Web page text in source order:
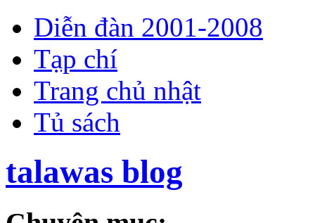
Diễn đàn 2001-2008
Tạp chí
Trang chủ nhật
Tủ sách
talawas blog